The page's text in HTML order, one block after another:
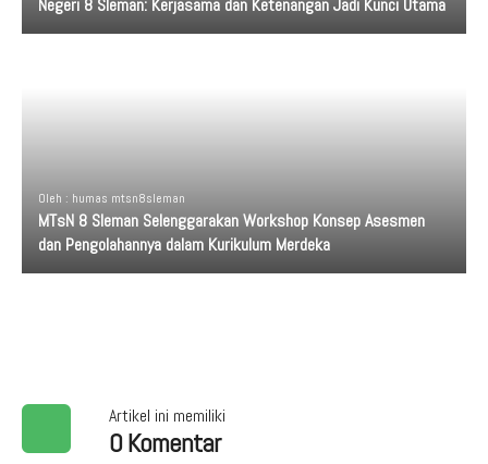
Negeri 8 Sleman: Kerjasama dan Ketenangan Jadi Kunci Utama
Oleh : humas mtsn8sleman
MTsN 8 Sleman Selenggarakan Workshop Konsep Asesmen
dan Pengolahannya dalam Kurikulum Merdeka
Artikel ini memiliki
0 Komentar